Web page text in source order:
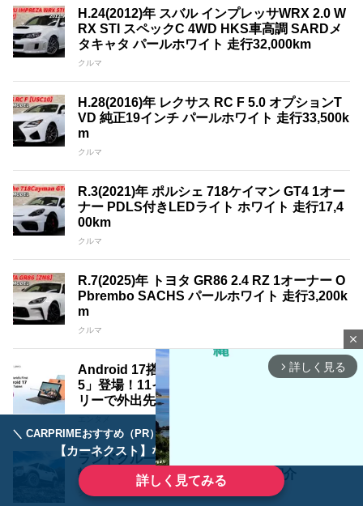
＼ CARPRIMEおすすめ（PR） ／
【カーネクスト】ならどんなクルマも高価買取
詳しく見てみる
H.24(2012)年 スバル インプレッサWRX 2.0 W
RX STI スペックC 4WD HKS車高調 SARDメ
タキャタ パールホワイト 走行32,000km
クルマ
H.28(2016)年 レクサス RC F 5.0 オプションT
VD 純正19インチ パールホワイト 走行33,500k
m
クルマ
R.3(2021)年 ポルシェ 718ケイマン GT4 1オー
ナー PDLS付きLEDライト ホワイト 走行17,4
00km
クルマ
R.7(2025)年 トヨタ GR86 2.4 RZ 1オーナー O
Pbrembo SACHS パールホワイト 走行3,200k
m
クルマ
Android 17搭載タブレット「Blackview LINK
5」登場！11インチ大画面と8,300mAhバッテ
リーで外出先でも使いやすい1台
ランドクルーザー250を三様に魅せる18インチ
軽量鍛造ホイール｢A･LAP｣3銘柄紹介
クルマ
close
arrow_forward_ios 詳しく見る